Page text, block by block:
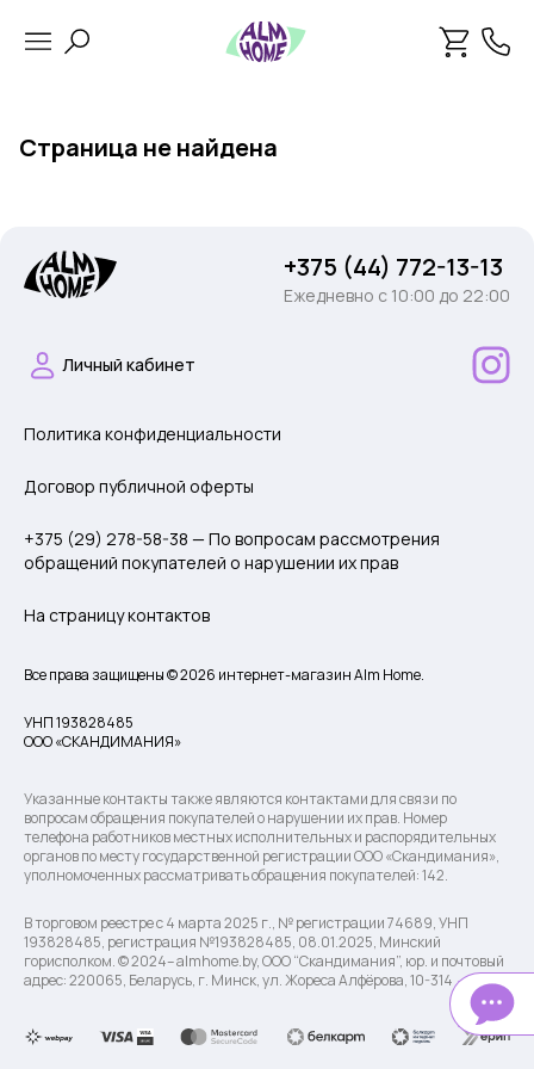
Страница не найдена
+375 (44) 772-13-13
Ежедневно c 10:00 до 22:00
Личный кабинет
Политика конфиденциальности
Договор публичной оферты
+375 (29) 278-58-38 — По вопросам рассмотрения
обращений покупателей о нарушении их прав
На страницу контактов
Все права защищены © 2026 интернет-магазин Alm Home.
УНП 193828485
ООО «СКАНДИМАНИЯ»
Указанные контакты также являются контактами для связи по
вопросам обращения покупателей о нарушении их прав. Номер
телефона работников местных исполнительных и распорядительных
органов по месту государственной регистрации ООО «Скандимания»,
уполномоченных рассматривать обращения покупателей: 142.
В торговом реестре с 4 марта 2025 г., № регистрации 74689, УНП
193828485, регистрация №193828485, 08.01.2025, Минский
горисполком. © 2024– almhome.by, ООО “Скандимания”, юр. и почтовый
адрес: 220065, Беларусь, г. Минск, ул. Жореса Алфёрова, 10-314